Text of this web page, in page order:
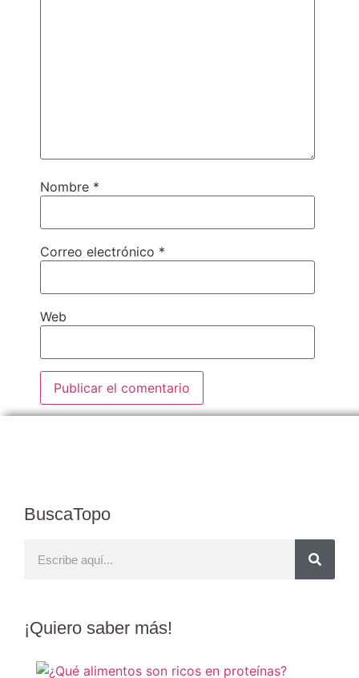
Nombre *
Correo electrónico *
Web
BuscaTopo
¡Quiero saber más!